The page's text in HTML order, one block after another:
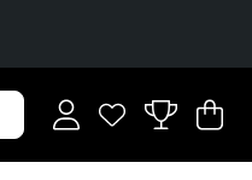
Önskelista
Antal i
.
.